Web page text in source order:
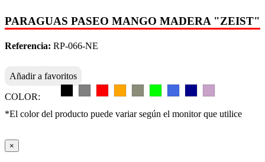
PARAGUAS PASEO MANGO MADERA "ZEIST"
Referencia: RP-066-NE
Añadir a favoritos
COLOR:
*El color del producto puede variar según el monitor que utilice
×